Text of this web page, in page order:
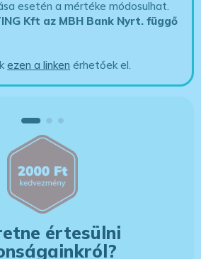
esetén a mértéke módosulhat.
Kft az MBH Bank Nyrt. függő
ezen a linken érhetőek el.
értesülni